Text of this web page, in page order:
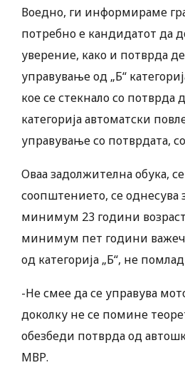
Воедно, ги информираме
потребно е кандидатот да
уверение, како и потврда
управување од „Б“
кое се стекнало со потврда
категорија автоматски
управување со потврдата,
Оваа задолжителна обука,
соопштението, се однесува
минимум 23 години
минимум пет години
од категорија „Б“, не
-Не смее да се управува
доколку не се помине
обезбеди потврда од
МВР.